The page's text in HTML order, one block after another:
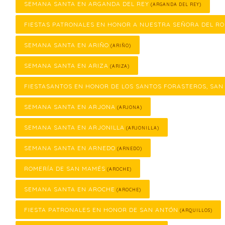
SEMANA SANTA EN ARGANDA DEL REY (ARGANDA DEL REY)
FIESTAS PATRONALES EN HONOR A NUESTRA SEÑORA DEL
SEMANA SANTA EN ARIÑO (ARIÑO)
SEMANA SANTA EN ARIZA (ARIZA)
FIESTASANTOS EN HONOR DE LOS SANTOS FORASTEROS,
SEMANA SANTA EN ARJONA (ARJONA)
SEMANA SANTA EN ARJONILLA (ARJONILLA)
SEMANA SANTA EN ARNEDO (ARNEDO)
ROMERÍA DE SAN MAMÉS (AROCHE)
SEMANA SANTA EN AROCHE (AROCHE)
FIESTA PATRONALES EN HONOR DE SAN ANTÓN (ARQUILLOS)